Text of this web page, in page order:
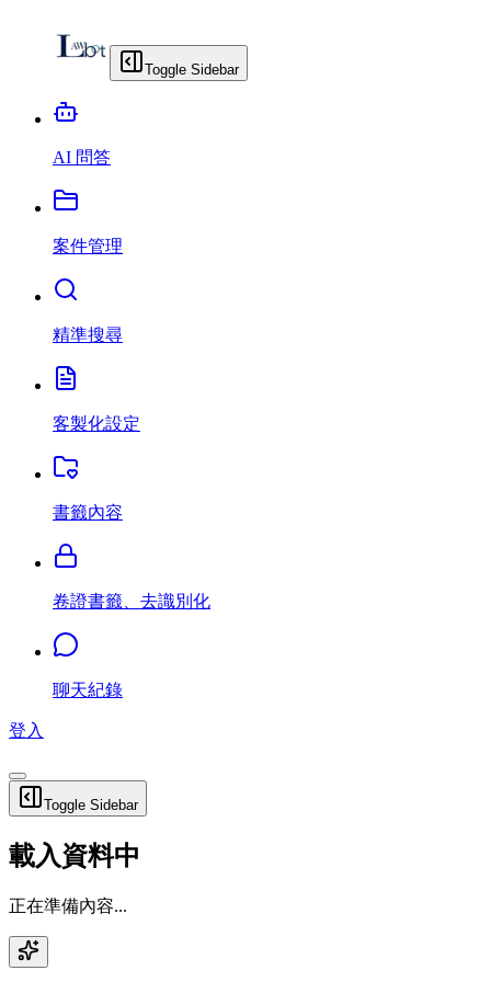
Toggle Sidebar
AI 問答
案件管理
精準搜尋
客製化設定
書籤內容
卷證書籤、去識別化
聊天紀錄
登入
Toggle Sidebar
載入資料中
正在準備內容...